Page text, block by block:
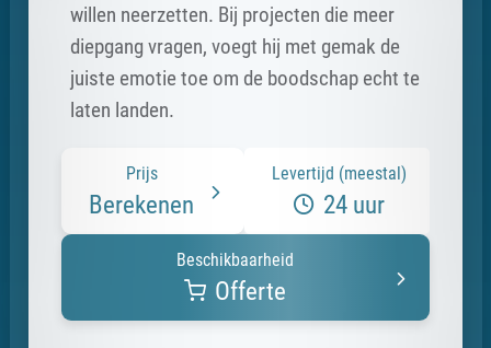
willen neerzetten. Bij projecten die meer
diepgang vragen, voegt hij met gemak de
juiste emotie toe om de boodschap echt te
laten landen.
Prijs
Berekenen
Levertijd (meestal)
24 uur
Beschikbaarheid
Offerte